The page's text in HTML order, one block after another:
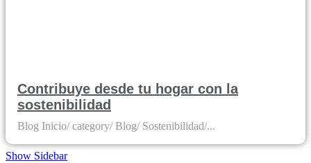
Contribuye desde tu hogar con la
sostenibilidad
Blog Inicio/ category/ Blog/ Sostenibilidad/...
Show Sidebar